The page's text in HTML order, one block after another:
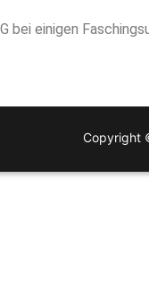
bei einigen
Copyright